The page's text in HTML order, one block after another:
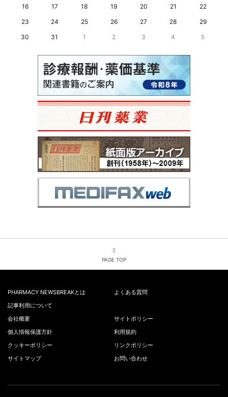
16
17 18 19 20 21
22
23
24 25 26 27 28
29
30
31 1 2 3 4 5
PAGE TOP
PHARMACY NEWSBREAKとは
よくある質問
記事利用について
会社概要
サイトポリシー
個人情報保護方針
利用規約
クッキーポリシー
リンクポリシー
サイトマップ
お問い合わせ